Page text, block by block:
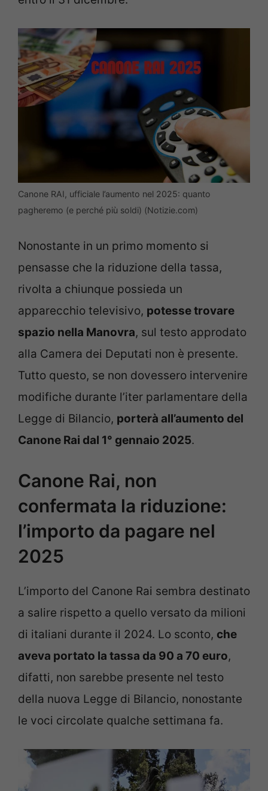
Canone RAI, ufficiale l’aumento nel 2025: quanto
pagheremo (e perché più soldi) (Notizie.com)
Nonostante in un primo momento si
pensasse che la riduzione della tassa,
rivolta a chiunque possieda un
apparecchio televisivo, potesse trovare
spazio nella Manovra, sul testo approdato
alla Camera dei Deputati non è presente.
Tutto questo, se non dovessero intervenire
modifiche durante l’iter parlamentare della
Legge di Bilancio, porterà all’aumento del
Canone Rai dal 1° gennaio 2025.
Canone Rai, non
confermata la riduzione:
l’importo da pagare nel
2025
L’importo del Canone Rai sembra destinato
a salire rispetto a quello versato da milioni
di italiani durante il 2024. Lo sconto, che
aveva portato la tassa da 90 a 70 euro,
difatti, non sarebbe presente nel testo
della nuova Legge di Bilancio, nonostante
le voci circolate qualche settimana fa.